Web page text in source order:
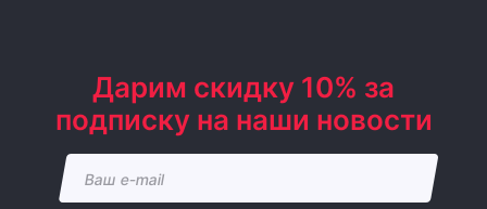
Дарим скидку 10% за
подписку на наши новости